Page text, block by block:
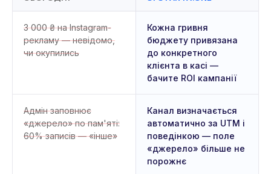
3 000 ₴ на Instagram-
рекламу — невідомо,
чи окупились
Кожна гривня
бюджету привязана
до конкретного
клієнта в касі —
бачите ROI кампанії
Адмін заповнює
«джерело» по пам'яті:
60% записів — «інше»
Канал визначається
автоматично за UTM і
поведінкою — поле
«джерело» більше не
порожнє